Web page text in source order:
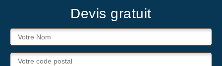
Devis gratuit